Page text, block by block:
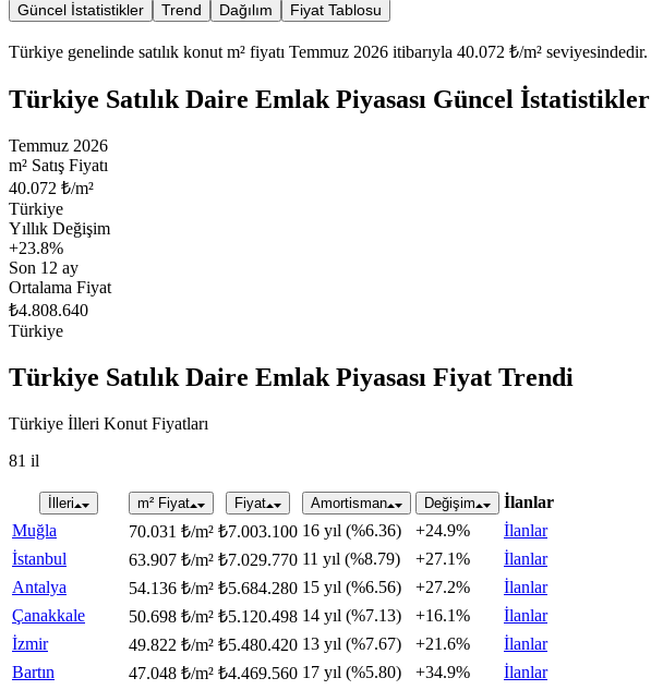
Güncel İstatistikler Trend Dağılım Fiyat Tablosu
Türkiye genelinde satılık konut m² fiyatı Temmuz 2026 itibarıyla 40.072 ₺/m²
Türkiye Satılık Daire Emlak Piyasası Güncel İstatistikler
Temmuz 2026
m² Satış Fiyatı
40.072 ₺/m²
Türkiye
Yıllık Değişim
+23.8%
Son 12 ay
Ortalama Fiyat
₺4.808.640
Türkiye
Türkiye Satılık Daire Emlak Piyasası Fiyat Trendi
Türkiye İlleri Konut Fiyatları
81 il
İlleri m² Fiyat Fiyat Amortisman Değişim
İlanlar
Muğla
70.031 ₺/m² ₺7.003.100 16 yıl (%6.36) +24.9%
İlanlar
İstanbul
63.907 ₺/m² ₺7.029.770 11 yıl (%8.79) +27.1%
İlanlar
Antalya
54.136 ₺/m² ₺5.684.280 15 yıl (%6.56) +27.2%
İlanlar
Çanakkale
50.698 ₺/m² ₺5.120.498 14 yıl (%7.13) +16.1%
İlanlar
İzmir
49.822 ₺/m² ₺5.480.420 13 yıl (%7.67) +21.6%
İlanlar
Bartın
47.048 ₺/m² ₺4.469.560 17 yıl (%5.80) +34.9%
İlanlar